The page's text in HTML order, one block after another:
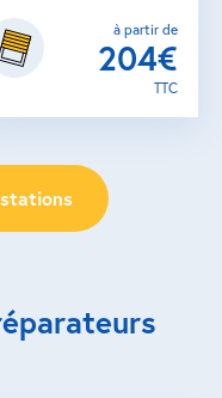
à partir de
204€
TTC